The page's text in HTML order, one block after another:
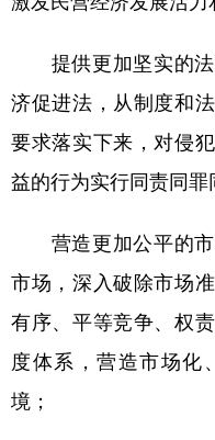
提供更加坚实的法
济促进法，从制度和
要求落实下来，对侵
益的行为实行同责同罪
营造更加公平的市
市场，深入破除市场
有序、平等竞争、权
度体系，营造市场化
境；